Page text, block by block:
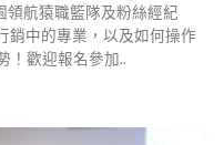
領航猿職籃隊及粉絲經紀
銷中的專業，以及如何操作
！歡迎報名參加..